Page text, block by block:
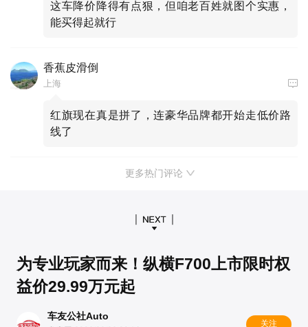
这车降价降得有点狠，但咱老百姓就图个实惠，
能买得起就行
香蕉皮滑倒
上海
红旗现在真是拼了，连豪华品牌都开始走低价路
线了
更多热门评论
为专业玩家而来！纵横F700上市限时权
益价29.99万元起
车友公社Auto
关注